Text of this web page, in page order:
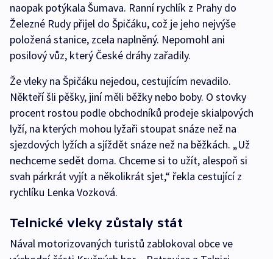
naopak potýkala Šumava. Ranní rychlík z Prahy do
Železné Rudy přijel do Špičáku, což je jeho nejvýše
položená stanice, zcela naplněný. Nepomohl ani
posilový vůz, který České dráhy zařadily.
Že vleky na Špičáku nejedou, cestujícím nevadilo.
Někteří šli pěšky, jiní měli běžky nebo boby. O stovky
procent rostou podle obchodníků prodeje skialpových
lyží, na kterých mohou lyžaři stoupat snáze než na
sjezdových lyžích a sjíždět snáze než na běžkách. „Už
nechceme sedět doma. Chceme si to užít, alespoň si
svah párkrát vyjít a několikrát sjet,“ řekla cestující z
rychlíku Lenka Vozková.
Telnické vleky zůstaly stát
Nával motorizovaných turistů zablokoval obce ve